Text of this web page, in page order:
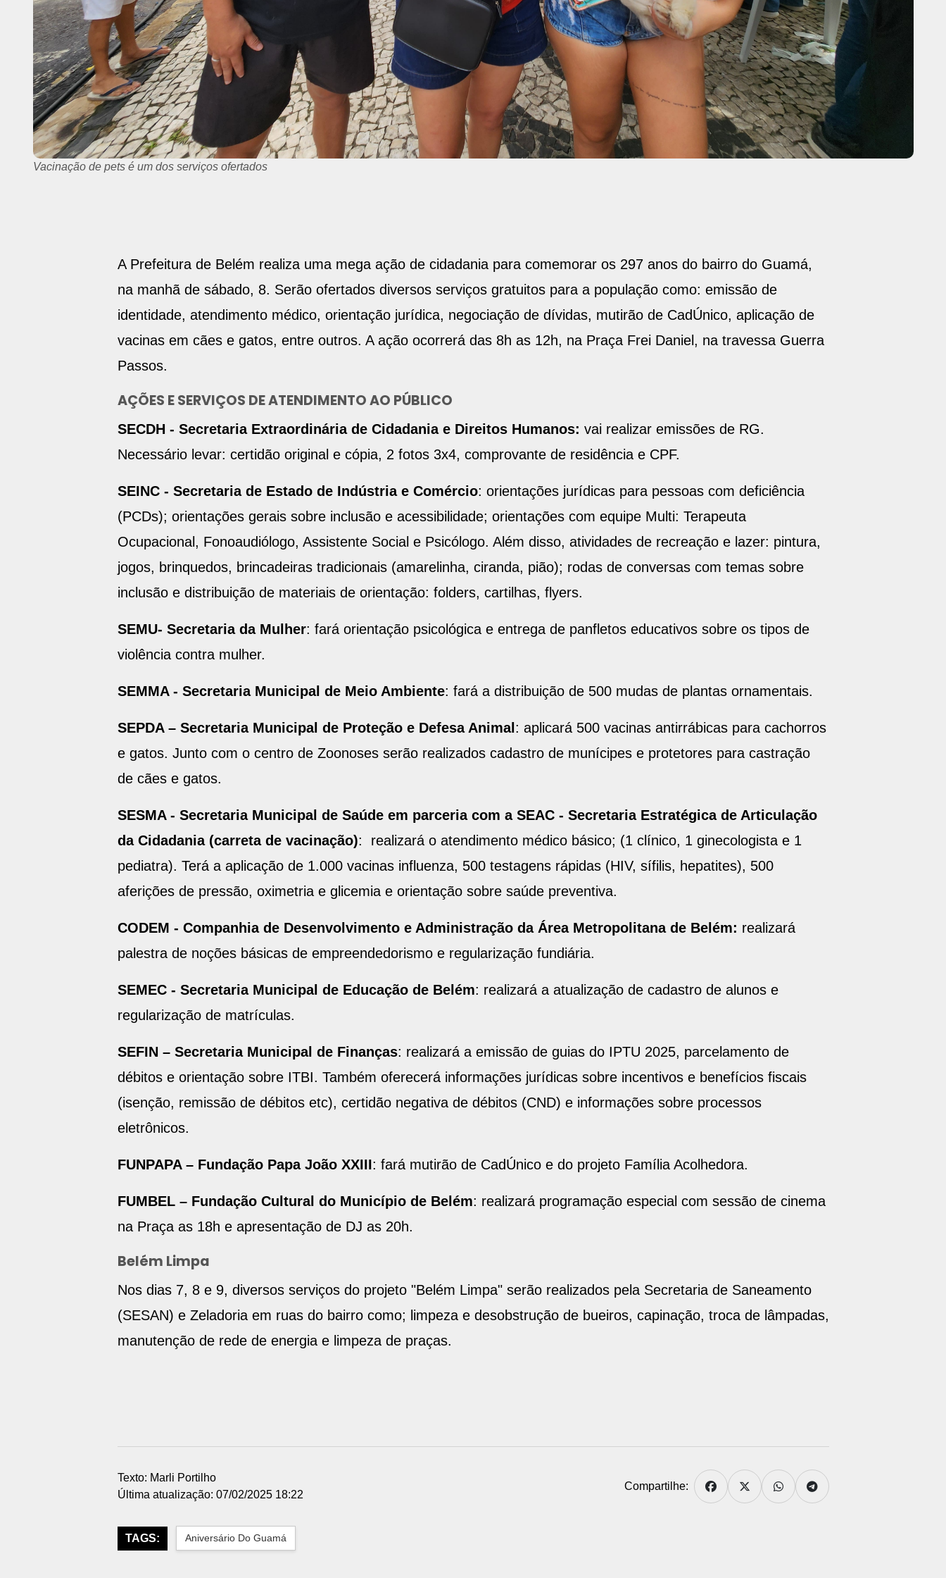
Ação do Belém Limpa na Praça Benedito Monteiro
A Prefeitura de Belém realiza uma mega ação de cidadania para comemorar os 297 anos do bairro do Guamá,
na manhã de sábado, 8. Serão ofertados diversos serviços gratuitos para a população como: emissão de
identidade, atendimento médico, orientação jurídica, negociação de dívidas, mutirão de CadÚnico, aplicação de
vacinas em cães e gatos, entre outros. A ação ocorrerá das 8h as 12h, na Praça Frei Daniel, na travessa Guerra
Passos.
AÇÕES E SERVIÇOS DE ATENDIMENTO AO PÚBLICO
SECDH - Secretaria Extraordinária de Cidadania e Direitos Humanos: vai realizar emissões de RG.
Necessário levar: certidão original e cópia, 2 fotos 3x4, comprovante de residência e CPF.
SEINC - Secretaria de Estado de Indústria e Comércio: orientações jurídicas para pessoas com deficiência
(PCDs); orientações gerais sobre inclusão e acessibilidade; orientações com equipe Multi: Terapeuta
Ocupacional, Fonoaudiólogo, Assistente Social e Psicólogo. Além disso, atividades de recreação e lazer: pintura,
jogos, brinquedos, brincadeiras tradicionais (amarelinha, ciranda, pião); rodas de conversas com temas sobre
inclusão e distribuição de materiais de orientação: folders, cartilhas, flyers.
SEMU- Secretaria da Mulher: fará orientação psicológica e entrega de panfletos educativos sobre os tipos de
violência contra mulher.
SEMMA - Secretaria Municipal de Meio Ambiente: fará a distribuição de 500 mudas de plantas ornamentais.
SEPDA – Secretaria Municipal de Proteção e Defesa Animal : aplicará 500 vacinas antirrábicas para cachorros
e gatos. Junto com o centro de Zoonoses serão realizados cadastro de munícipes e protetores para castração
de cães e gatos.
SESMA - Secretaria Municipal de Saúde em parceria com a SEAC - Secretaria Estratégica de Articulação
da Cidadania (carreta de vacinação): realizará o atendimento médico básico; (1 clínico, 1 ginecologista e 1
pediatra). Terá a aplicação de 1.000 vacinas influenza, 500 testagens rápidas (HIV, sífilis, hepatites), 500
aferições de pressão, oximetria e glicemia e orientação sobre saúde preventiva.
CODEM - Companhia de Desenvolvimento e Administração da Área Metropolitana de Belém: realizará
palestra de noções básicas de empreendedorismo e regularização fundiária.
SEMEC - Secretaria Municipal de Educação de Belém: realizará a atualização de cadastro de alunos e
regularização de matrículas.
SEFIN – Secretaria Municipal de Finanças: realizará a emissão de guias do IPTU 2025, parcelamento de
débitos e orientação sobre ITBI. Também oferecerá informações jurídicas sobre incentivos e benefícios fiscais
(isenção, remissão de débitos etc), certidão negativa de débitos (CND) e informações sobre processos
eletrônicos.
FUNPAPA – Fundação Papa João XXIII: fará mutirão de CadÚnico e do projeto Família Acolhedora.
FUMBEL – Fundação Cultural do Município de Belém: realizará programação especial com sessão de cinema
na Praça as 18h e apresentação de DJ as 20h.
Belém Limpa
Nos dias 7, 8 e 9, diversos serviços do projeto "Belém Limpa" serão realizados pela Secretaria de Saneamento
(SESAN) e Zeladoria em ruas do bairro como; limpeza e desobstrução de bueiros, capinação, troca de lâmpadas,
manutenção de rede de energia e limpeza de praças.
Texto: Marli Portilho
Última atualização: 07/02/2025 18:22
Compartilhe:
TAGS: Aniversário Do Guamá